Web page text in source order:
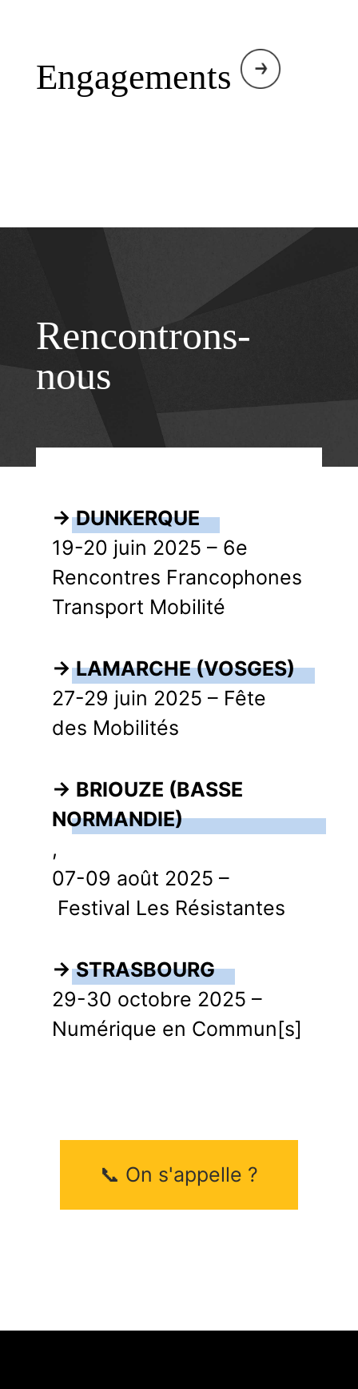
Engagements
Rencontrons-
nous
→ DUNKERQUE,
19-20 juin 2025 – 6e
Rencontres Francophones
Transport Mobilité
→ LAMARCHE (VOSGES),
27-29 juin 2025 – Fête
des Mobilités
→ BRIOUZE (BASSE
NORMANDIE)
,
07-09 août 2025 –
Festival Les Résistantes
→ STRASBOURG,
29-30 octobre 2025 –
Numérique en Commun[s]
📞️ On s'appelle ?